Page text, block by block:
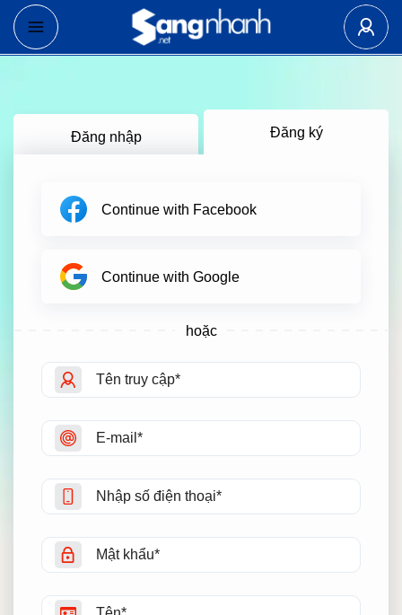
Đăng nhập Đăng ký
Continue with Facebook
Continue with Google
hoặc